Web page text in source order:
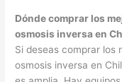
Dónde comprar los
osmosis inversa en
Si deseas comprar los
osmosis inversa en